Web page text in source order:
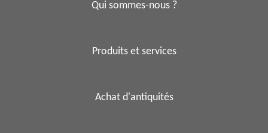
Qui sommes-nous ?
Produits et services
Achat d'antiquités